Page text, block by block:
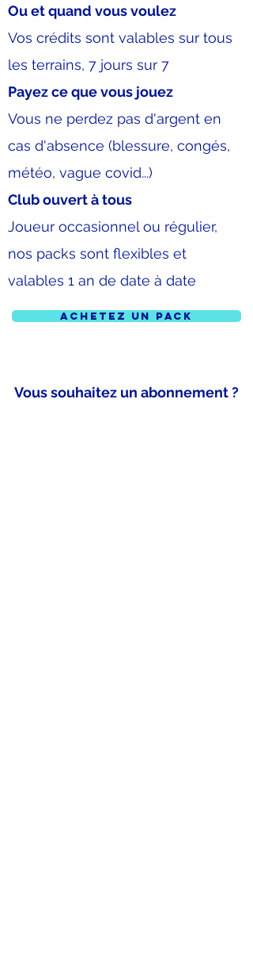
Ou et quand vous voulez
Vos crédits sont valables sur tous
les terrains, 7 jours sur 7
Payez ce que vous jouez
Vous ne perdez pas d'argent en
cas d'absence (blessure, congés,
météo, vague covid...)
Club ouvert à tous
Joueur occasionnel ou régulier,
nos packs sont flexibles et
valables 1 an de date à date
Achetez un pack
Vous souhaitez un abonnement ?